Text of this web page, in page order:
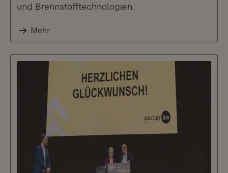
und Brennstofftechnologien.
Mehr